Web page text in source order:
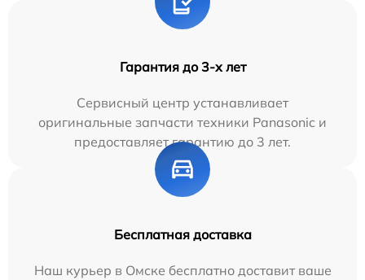
Гарантия до 3-х лет
Сервисный центр устанавливает
оригинальные запчасти техники Panasonic и
предоставляет гарантию до 3 лет.
Бесплатная доставка
Наш курьер в Омске бесплатно доставит ваше